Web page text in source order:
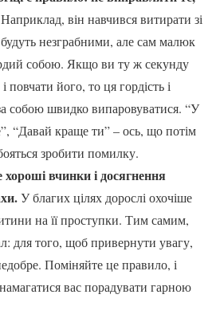
Наприклад, він навчився витирати зі
незграбними, але сам малюк
собою. Якщо ви ту ж секунду
повчати його, то ця гордість і
собою швидко випаровуватися. “У
“Давай краще ти” – ось, що потім
зробити помилку.
хороші вчинки і досягнення
У благих цілях дорослі охочіше
на її проступки. Тим самим,
для того, щоб привернути увагу,
Поміняйте це правило, і
вас порадувати гарною